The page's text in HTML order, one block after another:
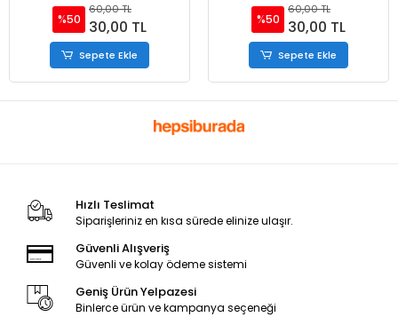
%50
60,00 TL
30,00 TL
Sepete Ekle
%50
60,00 TL
30,00 TL
Sepete Ekle
Hızlı Teslimat
Siparişleriniz en kısa sürede elinize ulaşır.
Güvenli Alışveriş
Güvenli ve kolay ödeme sistemi
Geniş Ürün Yelpazesi
Binlerce ürün ve kampanya seçeneği